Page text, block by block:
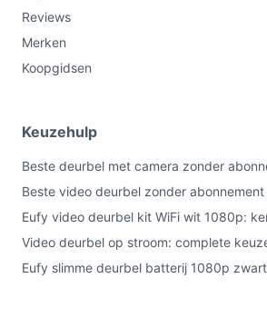
Reviews
Merken
Koopgidsen
Keuzehulp
Beste deurbel met camera zonder
Beste video deurbel zonder
Eufy video deurbel kit WiFi wit 1080p:
Video deurbel op stroom: complete
Eufy slimme deurbel batterij 1080p